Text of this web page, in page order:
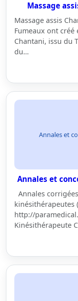
Massage
Massage assis
Fumeaux ont créé
Chantani, issu du
du…
Annales et
Annales et
Annales
kinésithérapeutes
http://
Kinésithérapeute